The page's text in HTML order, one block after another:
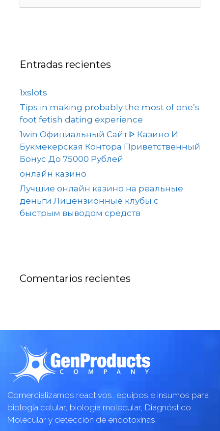
Entradas recientes
1xslots
Tips in making probably the most of one’s
foot fetish dating experience
1win Официальный Сайт ᐈ Казино И
Букмекерская Контора Приветственный
Бонус До 75000 Рублей
онлайн казино
Лучшие онлайн казино на реальные
деньги Лицензионные клубы с
быстрым выводом средств
Comentarios recientes
Comercializamos reactivos, equipos e insumos para
biología celular, biología molecular, Diagnóstico
Molecular y detección de endotoxinas.